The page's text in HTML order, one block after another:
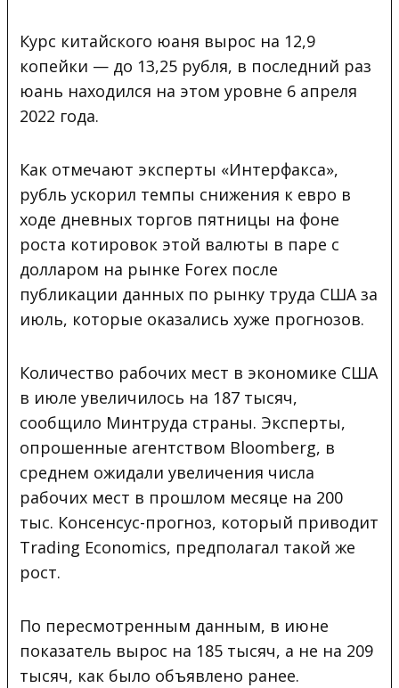
Курс китайского юаня вырос на 12,9
копейки — до 13,25 рубля, в последний раз
юань находился на этом уровне 6 апреля
2022 года.
Как отмечают эксперты «Интерфакса»,
рубль ускорил темпы снижения к евро в
ходе дневных торгов пятницы на фоне
роста котировок этой валюты в паре с
долларом на рынке Forex после
публикации данных по рынку труда США за
июль, которые оказались хуже прогнозов.
Количество рабочих мест в экономике США
в июле увеличилось на 187 тысяч,
сообщило Минтруда страны. Эксперты,
опрошенные агентством Bloomberg, в
среднем ожидали увеличения числа
рабочих мест в прошлом месяце на 200
тыс. Консенсус-прогноз, который приводит
Trading Economics, предполагал такой же
рост.
По пересмотренным данным, в июне
показатель вырос на 185 тысяч, а не на 209
тысяч, как было объявлено ранее.